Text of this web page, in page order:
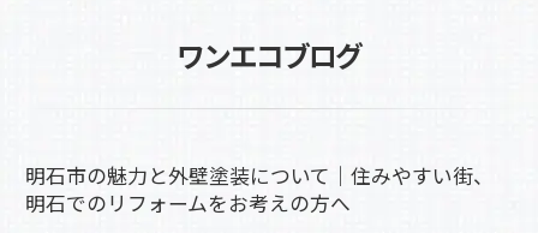
ワンエコブログ
明石市の魅力と外壁塗装について｜住みやすい街、
明石でのリフォームをお考えの方へ